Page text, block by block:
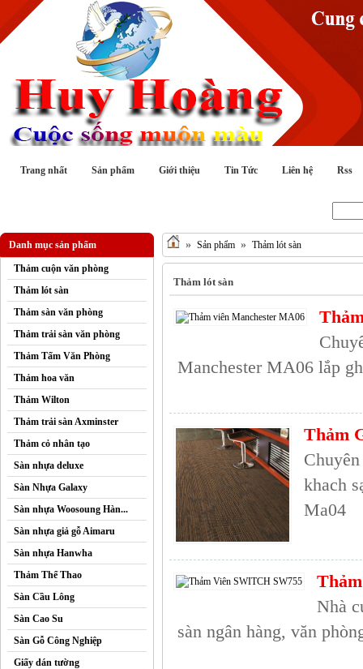
Trang nhất Sản phẩm Giới thiệu Tin Tức Liên hệ Rss
Danh mục sản phẩm
Thảm cuộn văn phòng
Thảm lót sàn
Thảm sàn văn phòng
Thảm trải sàn văn phòng
Thảm Tấm Văn Phòng
Thảm hoa văn
Thảm Wilton
Thảm trải sàn Axminster
Thảm cỏ nhân tạo
Sàn nhựa deluxe
Sàn Nhựa Galaxy
Sàn nhựa Woosoung Hàn...
Sàn nhựa giả gỗ Aimaru
Sàn nhựa Hanwha
Thảm Thể Thao
Sàn Cầu Lông
Sàn Cao Su
Sàn Gỗ Công Nghiệp
Giấy dán tường
» Sản phẩm » Thảm lót sàn
Thảm lót sàn
Manchester MA06 lắp
Thảm
khach
Ma04
Nhà
sàn ngân hàng, văn